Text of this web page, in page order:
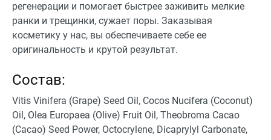
регенерации и помогает быстрее заживить мелкие
ранки и трещинки, сужает поры. Заказывая
косметику у нас, вы обеспечиваете себе ее
оригинальность и крутой результат.
Состав:
Vitis Vinifera (Grape) Seed Oil, Cocos Nucifera (Coconut)
Oil, Olea Europaea (Olive) Fruit Oil, Theobroma Cacao
(Cacao) Seed Power, Octocrylene, Dicaprylyl Carbonate,